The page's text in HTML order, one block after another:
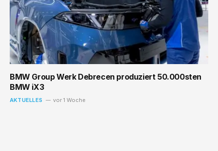
BMW Group Werk Debrecen produziert 50.000sten
BMW iX3
AKTUELLES vor 1 Woche